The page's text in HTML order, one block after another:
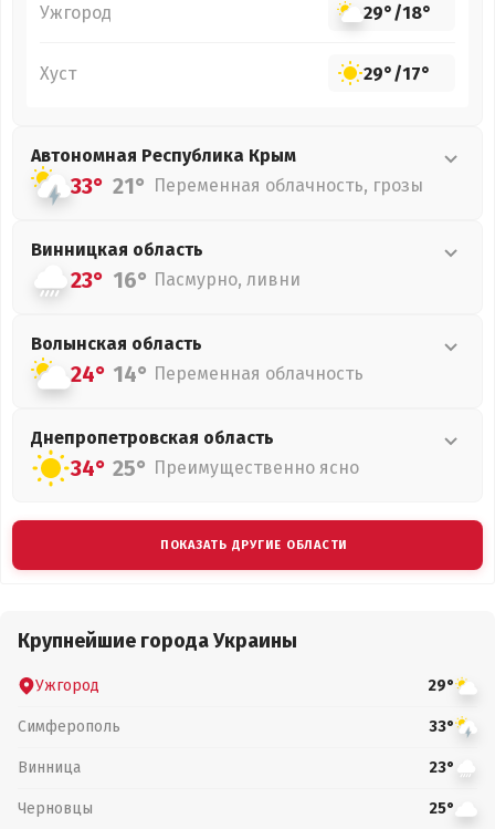
Ужгород 29°/18°
Хуст 29°/17°
Автономная Республика Крым
33° 21° Переменная облачность, грозы
Винницкая область
23° 16° Пасмурно, ливни
Волынская область
24° 14° Переменная облачность
Днепропетровская область
34° 25° Преимущественно ясно
ПОКАЗАТЬ ДРУГИЕ ОБЛАСТИ
Крупнейшие города Украины
Ужгород 29°
Симферополь 33°
Винница 23°
Черновцы 25°